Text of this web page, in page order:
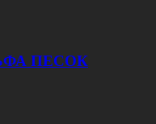
ПЕСОК